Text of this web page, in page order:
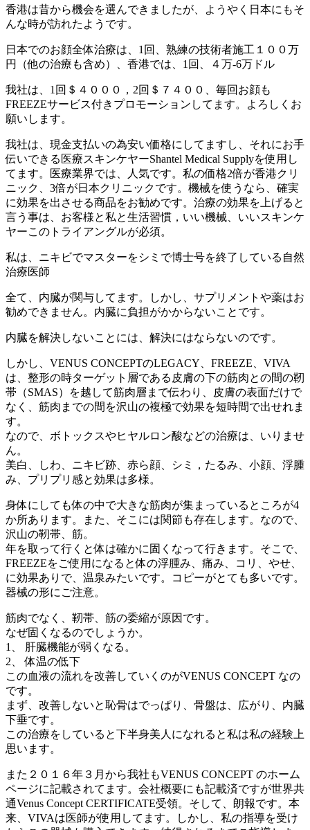
香港は昔から機会を選んできましたが、ようやく日本にもそ
んな時が訪れたようです。
日本でのお顔全体治療は、1回、熟練の技術者施工１００万
円（他の治療も含め）、香港では、1回、４万-6万ドル
我社は、1回＄４０００，2回＄７４００、毎回お顔も
FREEZEサービス付きプロモーションしてます。よろしくお
願いします。
我社は、現金支払いの為安い価格にしてますし、それにお手
伝いできる医療スキンケヤーShantel Medical Supplyを使用し
てます。医療業界では、人気です。私の価格2倍が香港クリ
ニック、3倍が日本クリニックです。機械を使うなら、確実
に効果を出させる商品をお勧めです。治療の効果を上げると
言う事は、お客様と私と生活習慣，いい機械、いいスキンケ
ヤーこのトライアングルが必須。
私は、ニキビでマスターをシミで博士号を終了している自然
治療医師
全て、内臓が関与してます。しかし、サプリメントや薬はお
勧めできません。内臓に負担がかからないことです。
内臓を解決しないことには、解決にはならないのです。
しかし、VENUS CONCEPTのLEGACY、FREEZE、VIVA
は、整形の時ターゲット層である皮膚の下の筋肉との間の靭
帯（SMAS）を越して筋肉層まで伝わり、皮膚の表面だけで
なく、筋肉までの間を沢山の複極で効果を短時間で出せれま
す。
なので、ボトックスやヒヤルロン酸などの治療は、いりませ
ん。
美白、しわ、ニキビ跡、赤ら顔、シミ，たるみ、小顔、浮腫
み、プリプリ感と効果は多様。
身体にしても体の中で大きな筋肉が集まっているところが4
か所あります。また、そこには関節も存在します。なので、
沢山の靭帯、筋。
年を取って行くと体は確かに固くなって行きます。そこで、
FREEZEをご使用になると体の浮腫み、痛み、コリ、やせ、
に効果ありで、温泉みたいです。コピーがとても多いです。
器械の形にご注意。
筋肉でなく、靭帯、筋の委縮が原因です。
なぜ固くなるのでしょうか。
1、 肝臓機能が弱くなる。
2、 体温の低下
この血液の流れを改善していくのがVENUS CONCEPT なの
です。
まず、改善しないと恥骨はでっぱり、骨盤は、広がり、内臓
下垂です。
この治療をしていると下半身美人になれると私は私の経験上
思います。
また２０１６年３月から我社もVENUS CONCEPT のホーム
ページに記載されてます。会社概要にも記載済ですが世界共
通Venus Concept CERTIFICATE受領。そして、朗報です。本
来、VIVAは医師が使用してます。しかし、私の指導を受け